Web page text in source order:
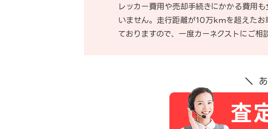
レッカー費用や売却手続きにかかる費用
いません。走行距離が10万kmを超えた
ておりますので、一度カーネクストにご相